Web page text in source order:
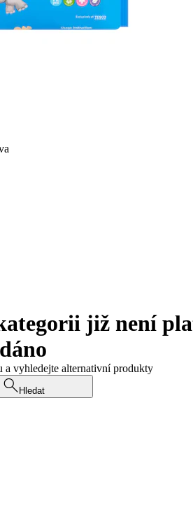
již není
a vyhledejte alternativní produkty
Hledat